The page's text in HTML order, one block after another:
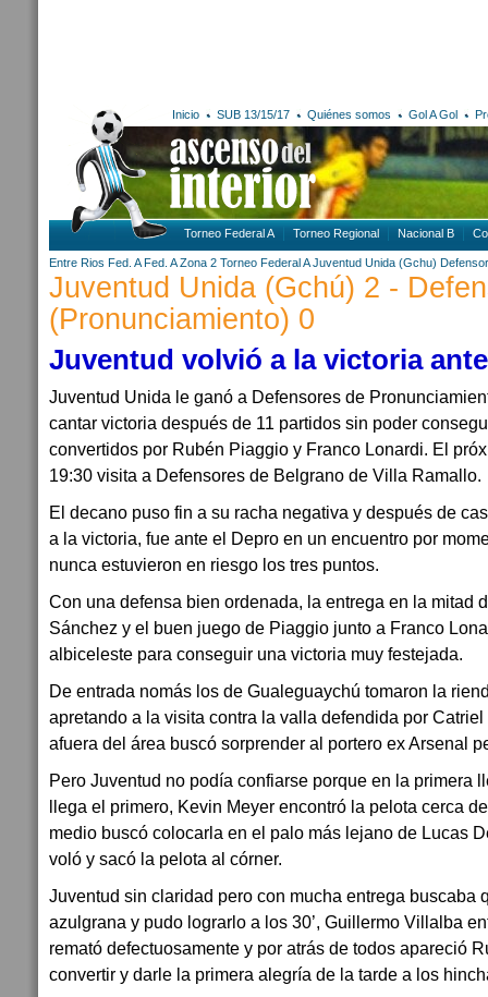
Inicio SUB 13/15/17 Quiénes somos Gol A Gol
Torneo Federal A Torneo Regional Nacional B
Entre Rios Fed. A Fed. A Zona 2 Torneo Federal A Juventud Unida (Gchu)
Juventud Unida (Gchú) 2 -
(Pronunciamiento) 0
Juventud volvió a la victoria
Juventud Unida le ganó a Defensores de
cantar victoria después de 11 partidos sin poder
convertidos por Rubén Piaggio y Franco Lonardi. El
19:30 visita a Defensores de Belgrano de Villa Ramallo.
El decano puso fin a su racha negativa y después de
a la victoria, fue ante el Depro en un encuentro por
nunca estuvieron en riesgo los tres puntos.
Con una defensa bien ordenada, la entrega en la mitad
Sánchez y el buen juego de Piaggio junto a Franco
albiceleste para conseguir una victoria muy festejada.
De entrada nomás los de Gualeguaychú tomaron la
apretando a la visita contra la valla defendida por
afuera del área buscó sorprender al portero ex Arsenal
Pero Juventud no podía confiarse porque en la primera
llega el primero, Kevin Meyer encontró la pelota cerca
medio buscó colocarla en el palo más lejano de Lucas
voló y sacó la pelota al córner.
Juventud sin claridad pero con mucha entrega buscaba
azulgrana y pudo lograrlo a los 30’, Guillermo Villalba
remató defectuosamente y por atrás de todos apareció
convertir y darle la primera alegría de la tarde a los